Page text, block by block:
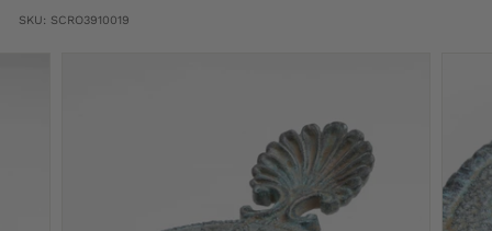
e
SKU: SCRO3910019